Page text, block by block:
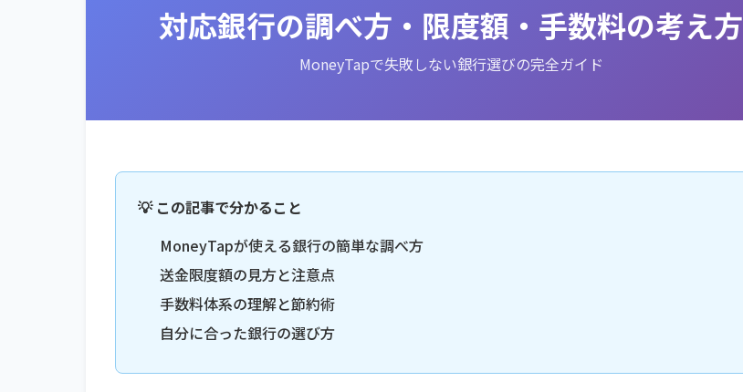
対応銀行の調べ方・限度額・手数料の考え方
MoneyTapで失敗しない銀行選びの完全ガイド
💡 この記事で分かること
MoneyTapが使える銀行の簡単な調べ方
送金限度額の見方と注意点
手数料体系の理解と節約術
自分に合った銀行の選び方